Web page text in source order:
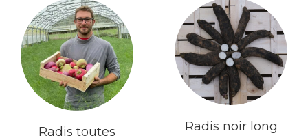
Radis toutes
Radis noir long